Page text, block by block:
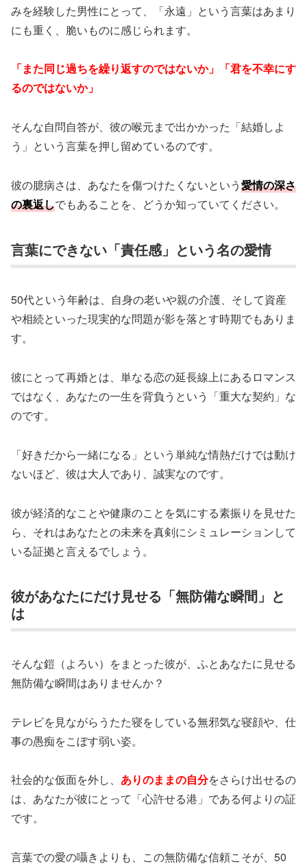
みを経験した男性にとって、「永遠」という言葉はあまり
にも重く、脆いものに感じられます。
「また同じ過ちを繰り返すのではないか」「君を不幸にす
るのではないか」
そんな自問自答が、彼の喉元まで出かかった「結婚しよ
う」という言葉を押し留めているのです。
彼の臆病さは、あなたを傷つけたくないという愛情の深さ
の裏返しでもあることを、どうか知っていてください。
言葉にできない「責任感」という名の愛情
50代という年齢は、自身の老いや親の介護、そして資産
や相続といった現実的な問題が影を落とす時期でもありま
す。
彼にとって再婚とは、単なる恋の延長線上にあるロマンス
ではなく、あなたの一生を背負うという「重大な契約」な
のです。
「好きだから一緒になる」という単純な情熱だけでは動け
ないほど、彼は大人であり、誠実なのです。
彼が経済的なことや健康のことを気にする素振りを見せた
ら、それはあなたとの未来を真剣にシミュレーションして
いる証拠と言えるでしょう。
彼があなたにだけ見せる「無防備な瞬間」と
は
そんな鎧（よろい）をまとった彼が、ふとあなたに見せる
無防備な瞬間はありませんか？
テレビを見ながらうたた寝をしている無邪気な寝顔や、仕
事の愚痴をこぼす弱い姿。
社会的な仮面を外し、 ありのままの自分をさらけ出せるの
は、あなたが彼にとって「心許せる港」である何よりの証
です。
言葉での愛の囁きよりも、この無防備な信頼こそが、50